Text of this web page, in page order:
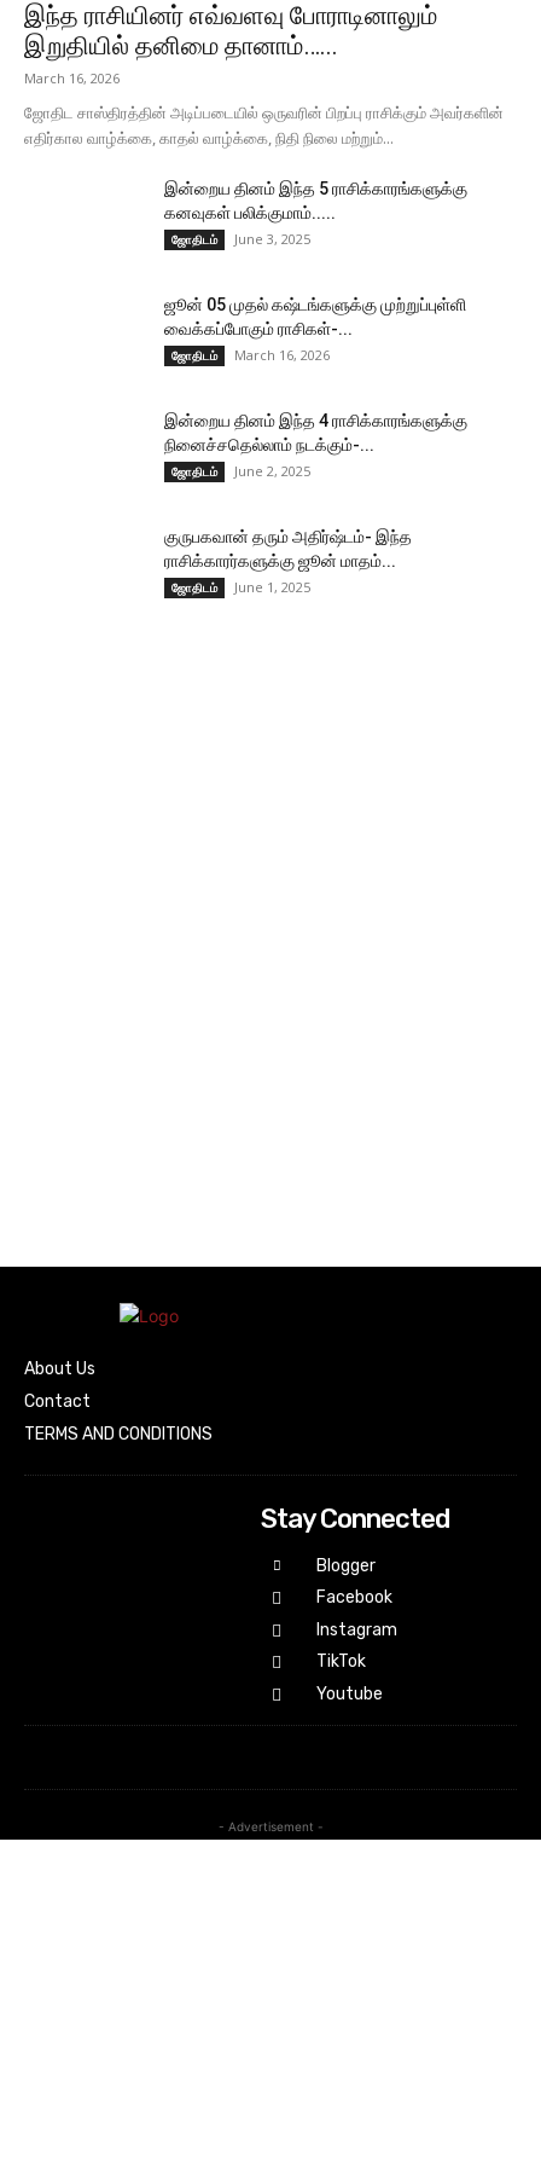
இந்த ராசியினர் எவ்வளவு போராடினாலும்
இறுதியில் தனிமை தானாம்…...
March 16, 2026
ஜோதிட சாஸ்திரத்தின் அடிப்படையில் ஒருவரின் பிறப்பு ராசிக்கும் அவர்களின்
எதிர்கால வாழ்க்கை, காதல் வாழ்க்கை, நிதி நிலை மற்றும்...
இன்றைய தினம் இந்த 5 ராசிக்காரங்களுக்கு
கனவுகள் பலிக்குமாம்.....
ஜோதிடம் June 3, 2025
ஜூன் 05 முதல் கஷ்டங்களுக்கு முற்றுப்புள்ளி
வைக்கப்போகும் ராசிகள்-...
ஜோதிடம் March 16, 2026
இன்றைய தினம் இந்த 4 ராசிக்காரங்களுக்கு
நினைச்சதெல்லாம் நடக்கும்-...
ஜோதிடம் June 2, 2025
குருபகவான் தரும் அதிர்ஷ்டம்- இந்த
ராசிக்காரர்களுக்கு ஜூன் மாதம்...
ஜோதிடம் June 1, 2025
About Us
Contact
TERMS AND CONDITIONS
Stay Connected
Blogger
Facebook
Instagram
TikTok
Youtube
- Advertisement -